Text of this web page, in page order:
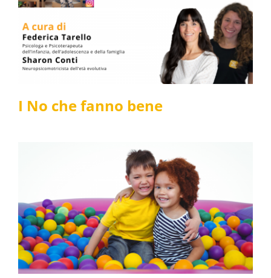
I No che fanno bene
Fisio for Children Infanzia
I No che fanno bene
1,2,3, Azione!
Fisio for Children Fisioterapia